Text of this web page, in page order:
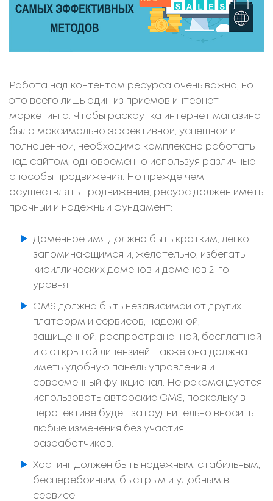
Работа над контентом ресурса очень важна, но
это всего лишь один из приемов интернет-
маркетинга. Чтобы раскрутка интернет магазина
была максимально эффективной, успешной и
полноценной, необходимо комплексно работать
над сайтом, одновременно используя различные
способы продвижения. Но прежде чем
осуществлять продвижение, ресурс должен иметь
прочный и надежный фундамент:
Доменное имя должно быть кратким, легко
запоминающимся и, желательно, избегать
кириллических доменов и доменов 2-го
уровня.
CMS должна быть независимой от других
платформ и сервисов, надежной,
защищенной, распространенной, бесплатной
и с открытой лицензией, также она должна
иметь удобную панель управления и
современный функционал. Не рекомендуется
использовать авторские CMS, поскольку в
перспективе будет затруднительно вносить
любые изменения без участия
разработчиков.
Хостинг должен быть надежным, стабильным,
бесперебойным, быстрым и удобным в
сервисе.